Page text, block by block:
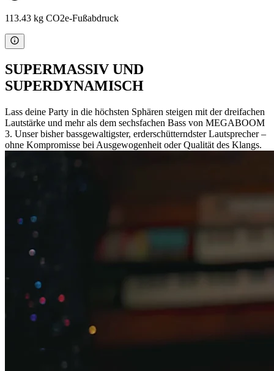
113.43 kg CO2e-Fußabdruck
SUPERMASSIV UND
SUPERDYNAMISCH
Lass deine Party in die höchsten Sphären steigen mit der dreifachen
Lautstärke und mehr als dem sechsfachen Bass von MEGABOOM
3. Unser bisher bassgewaltigster, erderschütterndster Lautsprecher –
ohne Kompromisse bei Ausgewogenheit oder Qualität des Klangs.